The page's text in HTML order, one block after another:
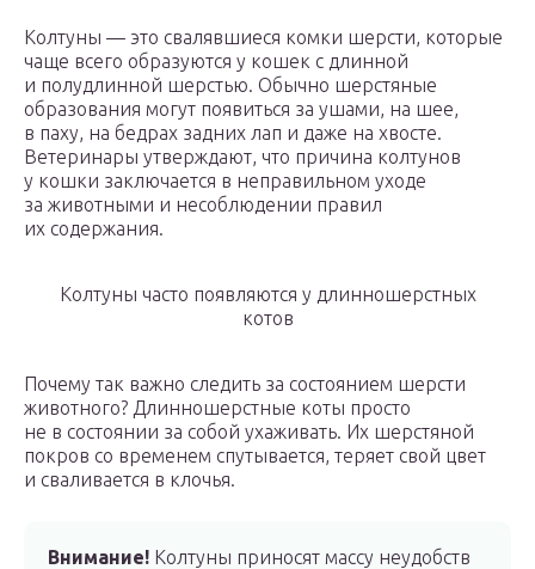
Колтуны — это свалявшиеся комки шерсти, которые
чаще всего образуются у кошек с длинной
и полудлинной шерстью. Обычно шерстяные
образования могут появиться за ушами, на шее,
в паху, на бедрах задних лап и даже на хвосте.
Ветеринары утверждают, что причина колтунов
у кошки заключается в неправильном уходе
за животными и несоблюдении правил
их содержания.
Колтуны часто появляются у длинношерстных
котов
Почему так важно следить за состоянием шерсти
животного? Длинношерстные коты просто
не в состоянии за собой ухаживать. Их шерстяной
покров со временем спутывается, теряет свой цвет
и сваливается в клочья.
Внимание! Колтуны приносят массу неудобств